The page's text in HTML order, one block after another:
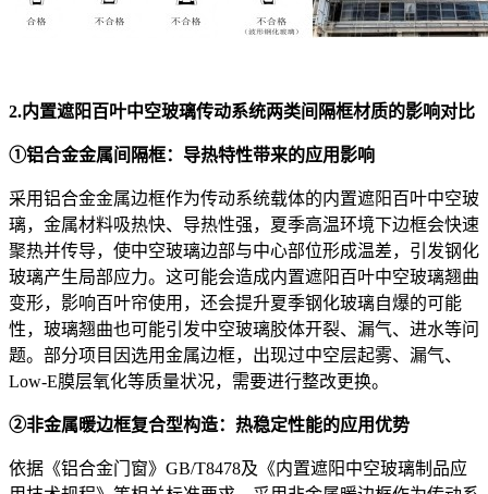
2.内置遮阳百叶中空玻璃传动系统两类间隔框材质的影响对比
①铝合金金属间隔框：导热特性带来的应用影响
采用铝合金金属边框作为传动系统载体的内置遮阳百叶中空玻
璃，金属材料吸热快、导热性强，夏季高温环境下边框会快速
聚热并传导，使中空玻璃边部与中心部位形成温差，引发钢化
玻璃产生局部应力。这可能会造成内置遮阳百叶中空玻璃翘曲
变形，影响百叶帘使用，还会提升夏季钢化玻璃自爆的可能
性，玻璃翘曲也可能引发中空玻璃胶体开裂、漏气、进水等问
题。部分项目因选用金属边框，出现过中空层起雾、漏气、
Low-E膜层氧化等质量状况，需要进行整改更换。
②非金属暖边框复合型构造：热稳定性能的应用优势
依据《铝合金门窗》GB/T8478及《内置遮阳中空玻璃制品应